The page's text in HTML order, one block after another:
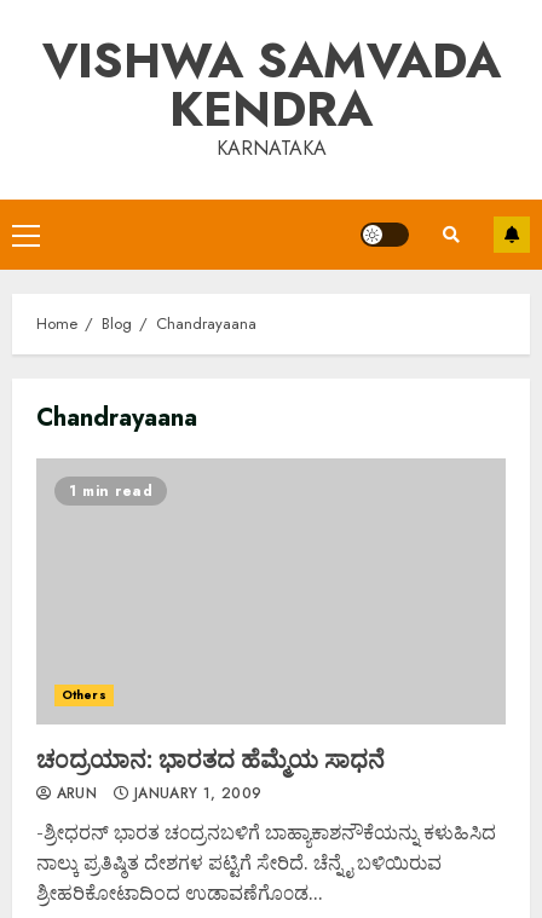
contentVISHWA SAMVADA
KENDRA
KARNATAKA
Primary
Menu
Home Blog Chandrayaana
Chandrayaana
1 min read
Others
ಚ೦ದ್ರಯಾನ: ಭಾರತದ ಹೆಮ್ಮೆಯ ಸಾಧನೆ
ARUN JANUARY 1, 2009
-ಶ್ರೀಧರನ್ ಭಾರತ ಚ೦ದ್ರನಬಳಿಗೆ ಬಾಹ್ಯಾಕಾಶನೌಕೆಯನ್ನು ಕಳುಹಿಸಿದ
ನಾಲ್ಕು ಪ್ರತಿಷ್ಠಿತ ದೇಶಗಳ ಪಟ್ಟಿಗೆ ಸೇರಿದೆ. ಚೆನ್ನೈ ಬಳಿಯಿರುವ
ಶ್ರೀಹರಿಕೋಟಾದಿಂದ ಉಡಾವಣೆಗೊ೦ಡ...